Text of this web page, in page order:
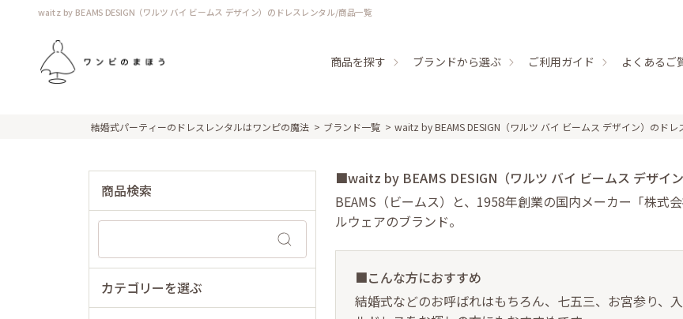
waitz by BEAMS DESIGN（ワルツ バイ ビームス デザイン）のドレスレンタル/商品一覧
商品を探す ブランドから選ぶ ご利用ガイド よくあるご
結婚式パーティーのドレスレンタルはワンピの魔法 ブランド一覧 waitz by BEAMS DESIGN（ワルツ バイ ビームス デザイン）のド
商品検索
カテゴリーを選ぶ
■waitz by BEAMS DESIGN（ワルツ バイ ビームス デザイ
BEAMS（ビームス）と、1958年創業の国内メーカー「株式
ルウェアのブランド。
■こんな方におすすめ
結婚式などのお呼ばれはもちろん、七五三、お宮参り、